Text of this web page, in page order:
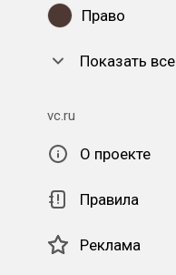
Право
Показать все
vc.ru
О проекте
Правила
Реклама